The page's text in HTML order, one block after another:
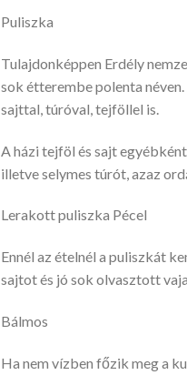
Puliszka
Tulajdonképpen Erdély
sok étterembe polenta
sajttal, túróval, tejföllel is.
A házi tejföl és sajt
illetve selymes túrót, azaz
Lerakott puliszka Pécel
Ennél az ételnél a puliszkát
sajtot és jó sok olvasztott
Bálmos
Ha nem vízben főzik meg a